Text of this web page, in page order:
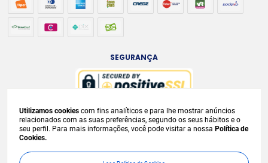
SEGURANÇA
A venda e o consumo de bebidas alcoólicas são proibidos para menores de
18 anos. Bebida Alcoólica pode causar dependência química e, em excesso,
provoca
condições exclusivas para internet e válidos durante o dia de hoje, podendo
Utilizamos cookies com fins analíticos e para lhe mostrar anúncios
relacionados com as suas preferências, segundo os seus hábitos e o
seu perfil. Para mais informações, você pode visitar a nossa Política de
Cookies.